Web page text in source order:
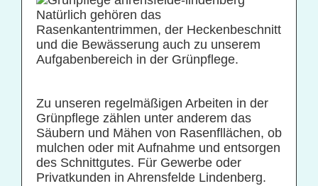
Fassadenreinigung und Denkmalpflege
Fensterreinigung
Fitnessstudioreinigung
Großküchenreinigung
Grundreinigung
Industriereinigung
Kino- und Theatersaalreinigung
Natürlich gehören das
Rasenkantentrimmen, der Heckenbeschnitt
und die Bewässerung auch zu unserem
Aufgabenbereich in der Grünpflege.
Zu unseren regelmäßigen Arbeiten in der
Grünpflege zählen unter anderem das
Säubern und Mähen von Rasenfllächen, ob
mulchen oder mit Aufnahme und entsorgen
des Schnittgutes. Für Gewerbe oder
Privatkunden in Ahrensfelde Lindenberg.